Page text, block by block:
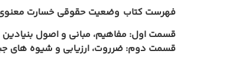
فهرست کتاب وضعیت حقوقی خسارت معنوی
قسمت اول: مفاهیم، مبانی و اصول بنیادین
قسمت دوم: ضرروت، ارزیابی و شیوه های